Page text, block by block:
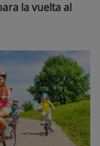
la vuelta al